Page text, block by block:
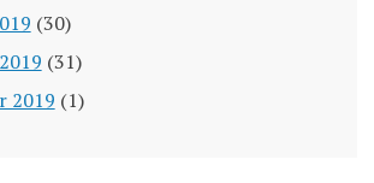
(30)
(31)
2019 (1)